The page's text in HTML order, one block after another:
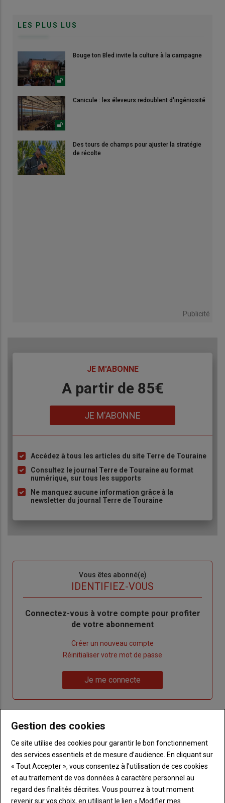
LES PLUS LUS
Bouge ton Bled invite la culture à la campagne
Canicule : les éleveurs redoublent d'ingéniosité
Des tours de champs pour ajuster la stratégie
de récolte
Publicité
JE M'ABONNE
A partir de 85€
JE M'ABONNE
Liste
à
puce
Accédez à tous les articles du site Terre de Touraine
Consultez le journal Terre de Touraine au format
numérique, sur tous les supports
Ne manquez aucune information grâce à la
newsletter du journal Terre de Touraine
Vous êtes abonné(e)
IDENTIFIEZ-VOUS
Body
Connectez-vous à votre compte pour profiter
de votre abonnement
Créer un nouveau compte
de
Réinitialiser votre mot de passe
me
connecte"
Je me connecte
titre
TITRE CRÉEZ UN COMPTE
BodyChoisissez votre formule et créez votre
compte pour accéder à tout Terre de
Touraine.
Gestion des cookies
Ce site utilise des cookies pour garantir le bon fonctionnement
des services essentiels et de mesure d’audience. En cliquant sur
« Tout Accepter », vous consentez à l’utilisation de ces cookies
et au traitement de vos données à caractère personnel au
regard des finalités décrites. Vous pourrez à tout moment
revenir sur vos choix, en utilisant le lien « Modifier mes